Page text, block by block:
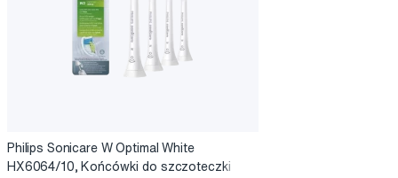
Philips Sonicare W Optimal White
HX6064/10, Końcówki do szczoteczki